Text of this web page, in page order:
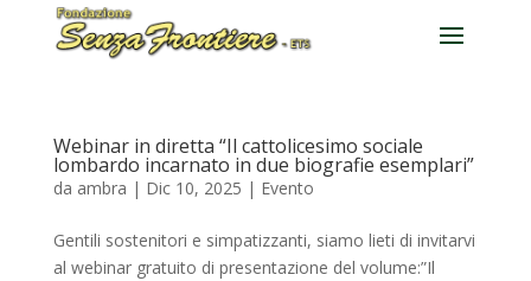
Webinar in diretta “Il cattolicesimo sociale
lombardo incarnato in due biografie esemplari”
da ambra | Dic 10, 2025 | Evento
Gentili sostenitori e simpatizzanti, siamo lieti di invitarvi
al webinar gratuito di presentazione del volume:”Il